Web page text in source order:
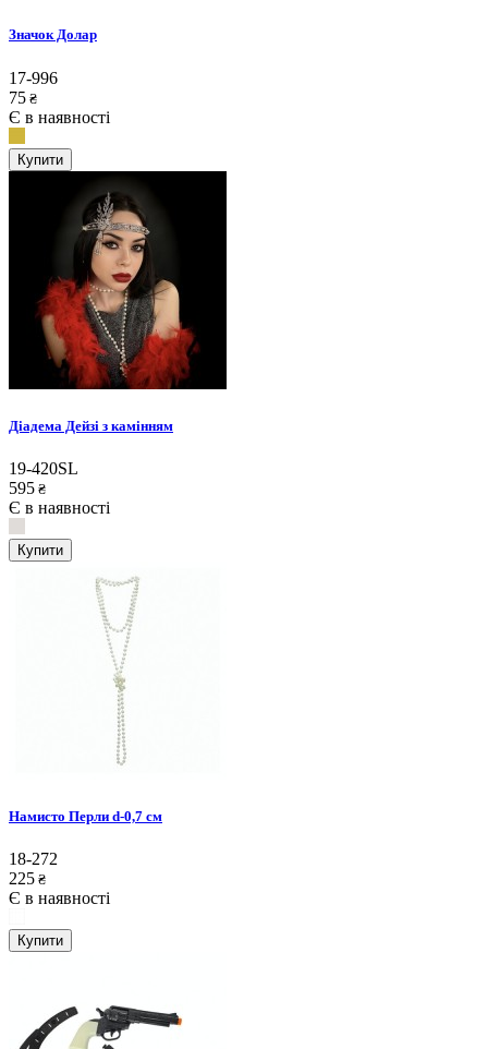
Значок Долар
17-996
75 ₴
Є в наявності
Купити
Діадема Дейзі з камінням
19-420SL
595 ₴
Є в наявності
Купити
Намисто Перли d-0,7 см
18-272
225 ₴
Є в наявності
Купити